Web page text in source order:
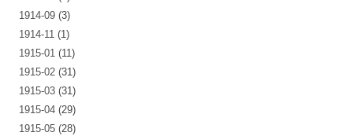
1914-09 (3)
1914-11 (1)
1915-01 (11)
1915-02 (31)
1915-03 (31)
1915-04 (29)
1915-05 (28)